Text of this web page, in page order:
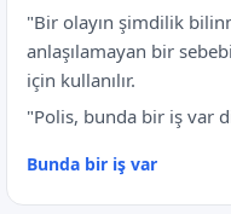
"Bir olayın şimdilik
anlaşılamayan bir
için kullanılır.
"Polis, bunda bir iş var
Bunda bir iş var